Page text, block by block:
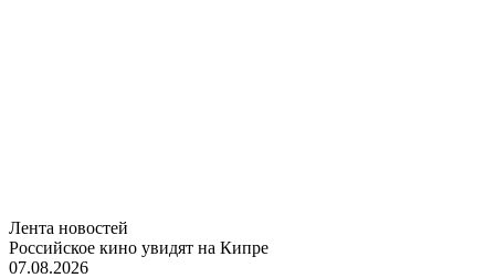
Лента новостей
Российское кино увидят на Кипре
07.08.2026